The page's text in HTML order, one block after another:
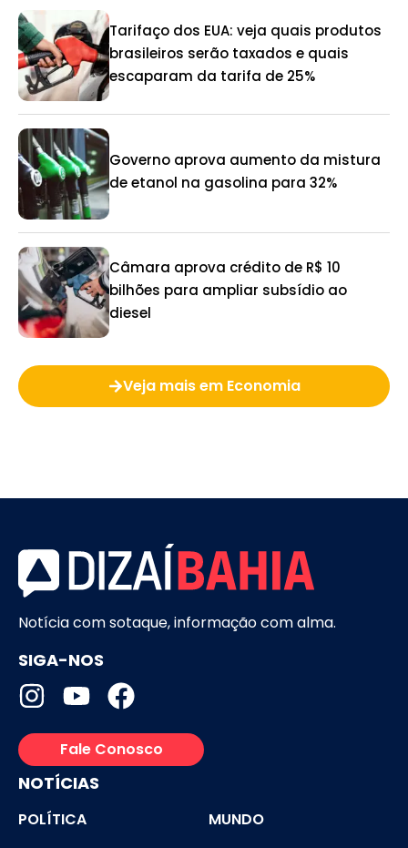
Tarifaço dos EUA: veja quais produtos
brasileiros serão taxados e quais
escaparam da tarifa de 25%
Governo aprova aumento da mistura
de etanol na gasolina para 32%
Câmara aprova crédito de R$ 10
bilhões para ampliar subsídio ao
diesel
Veja mais em Economia
Notícia com sotaque, informação com alma.
SIGA-NOS
Fale Conosco
NOTÍCIAS
POLÍTICA
MUNDO